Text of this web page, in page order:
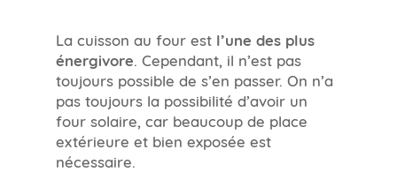
La cuisson au four estl’une des plus
énergivore. Cependant, il n’est pas
toujours possible de s’en passer. On n’a
pas toujours la possibilité d’avoir un
four solaire, car beaucoup de place
extérieure et bien exposée est
nécessaire.